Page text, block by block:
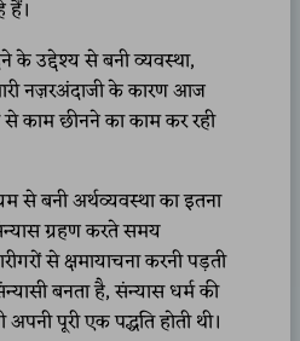
हैं।
के उद्देश्य से बनी व्यवस्था,
नज़रअंदाजी के कारण आज
काम छीनने का काम कर रही
से बनी अर्थव्यवस्था का इतना
ग्रहण करते समय
से क्षमायाचना करनी पड़ती
बनता है, संन्यास धर्म की
पूरी एक पद्धति होती थी।